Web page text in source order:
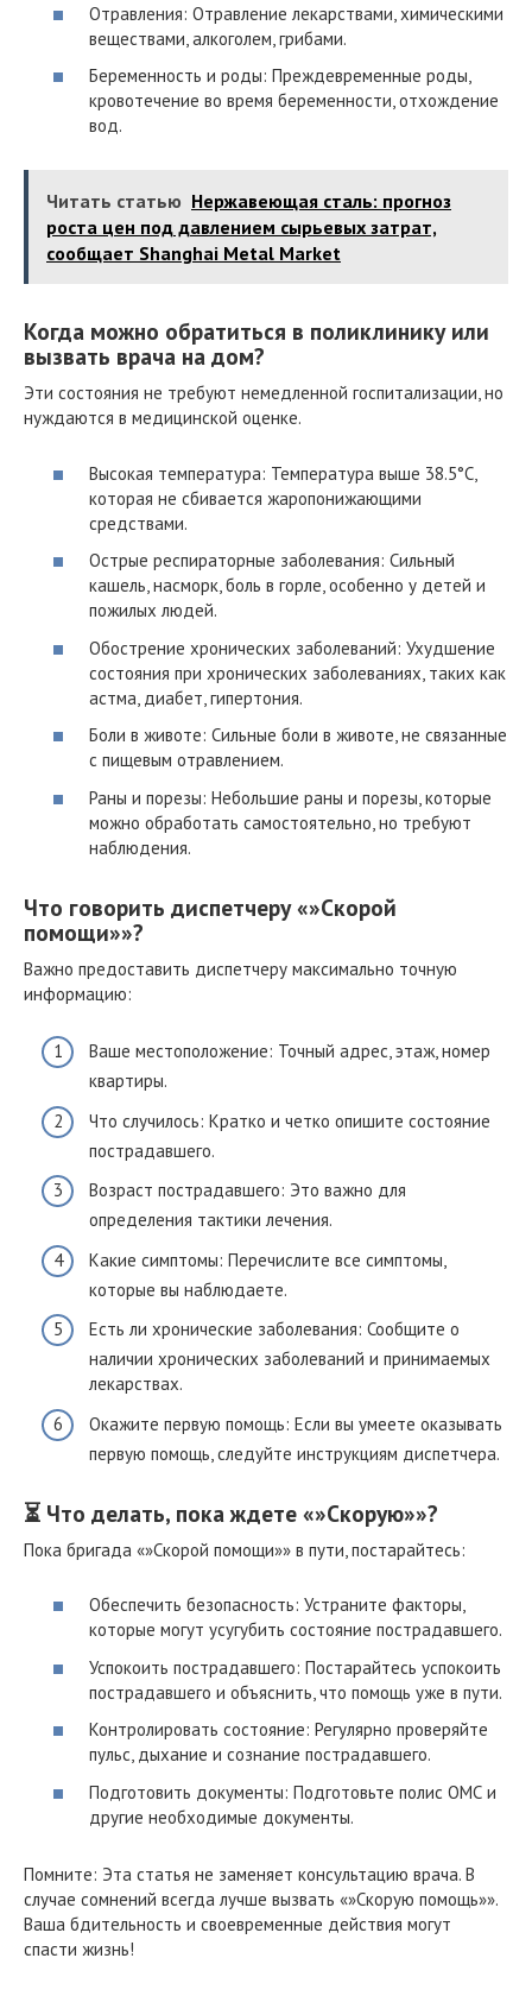
Отравления: Отравление лекарствами, химическими
веществами, алкоголем, грибами.
Беременность и роды: Преждевременные роды,
кровотечение во время беременности, отхождение
вод.
Читать статью Нержавеющая сталь: прогноз
роста цен под давлением сырьевых затрат,
сообщает Shanghai Metal Market
Когда можно обратиться в поликлинику или
вызвать врача на дом?
Эти состояния не требуют немедленной госпитализации, но
нуждаются в медицинской оценке.
Высокая температура: Температура выше 38.5°C,
которая не сбивается жаропонижающими
средствами.
Острые респираторные заболевания: Сильный
кашель, насморк, боль в горле, особенно у детей и
пожилых людей.
Обострение хронических заболеваний: Ухудшение
состояния при хронических заболеваниях, таких как
астма, диабет, гипертония.
Боли в животе: Сильные боли в животе, не связанные
с пищевым отравлением.
Раны и порезы: Небольшие раны и порезы, которые
можно обработать самостоятельно, но требуют
наблюдения.
Что говорить диспетчеру «»Скорой
помощи»»?
Важно предоставить диспетчеру максимально точную
информацию:
Ваше местоположение: Точный адрес, этаж, номер
квартиры.
Что случилось: Кратко и четко опишите состояние
пострадавшего.
Возраст пострадавшего: Это важно для
определения тактики лечения.
Какие симптомы: Перечислите все симптомы,
которые вы наблюдаете.
Есть ли хронические заболевания: Сообщите о
наличии хронических заболеваний и принимаемых
лекарствах.
Окажите первую помощь: Если вы умеете оказывать
первую помощь, следуйте инструкциям диспетчера.
⏳ Что делать, пока ждете «»Скорую»»?
Пока бригада «»Скорой помощи»» в пути, постарайтесь:
Обеспечить безопасность: Устраните факторы,
которые могут усугубить состояние пострадавшего.
Успокоить пострадавшего: Постарайтесь успокоить
пострадавшего и объяснить, что помощь уже в пути.
Контролировать состояние: Регулярно проверяйте
пульс, дыхание и сознание пострадавшего.
Подготовить документы: Подготовьте полис ОМС и
другие необходимые документы.
Помните: Эта статья не заменяет консультацию врача. В
случае сомнений всегда лучше вызвать «»Скорую помощь»».
Ваша бдительность и своевременные действия могут
спасти жизнь!